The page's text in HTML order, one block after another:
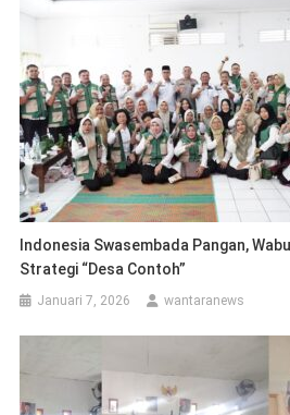
Indonesia Swasembada Pangan,
Strategi “Desa Contoh”
Januari 7, 2026 wantaranews